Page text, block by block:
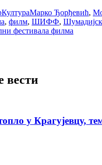
КултураМарко Ђорђевић,
, филм, ШИФФ,
фестивала филма
вести
у Крагујевцу,